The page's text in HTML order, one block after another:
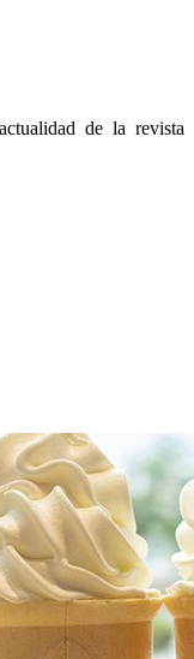
de la revista